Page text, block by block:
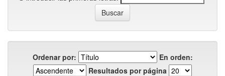
Ordenar por:
En orden:
Resultados por página